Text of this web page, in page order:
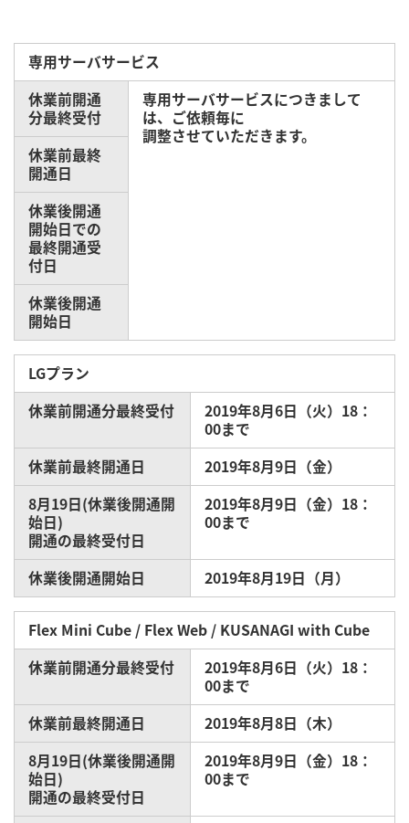
専用サーバサービス
休業前開通
分最終受付
専用サーバサービスにつきまして
は、ご依頼毎に
調整させていただきます。
休業前最終
開通日
休業後開通
開始日での
最終開通受
付日
休業後開通
開始日
LGプラン
休業前開通分最終受付
2019年8月6日（火）18：
00まで
休業前最終開通日
2019年8月9日（金）
8月19日(休業後開通開
始日)
開通の最終受付日
2019年8月9日（金）18：
00まで
休業後開通開始日 2019年8月19日（月）
Flex Mini Cube / Flex Web / KUSANAGI with Cube
休業前開通分最終受付
2019年8月6日（火）18：
00まで
休業前最終開通日
2019年8月8日（木）
8月19日(休業後開通開
始日)
開通の最終受付日
2019年8月9日（金）18：
00まで